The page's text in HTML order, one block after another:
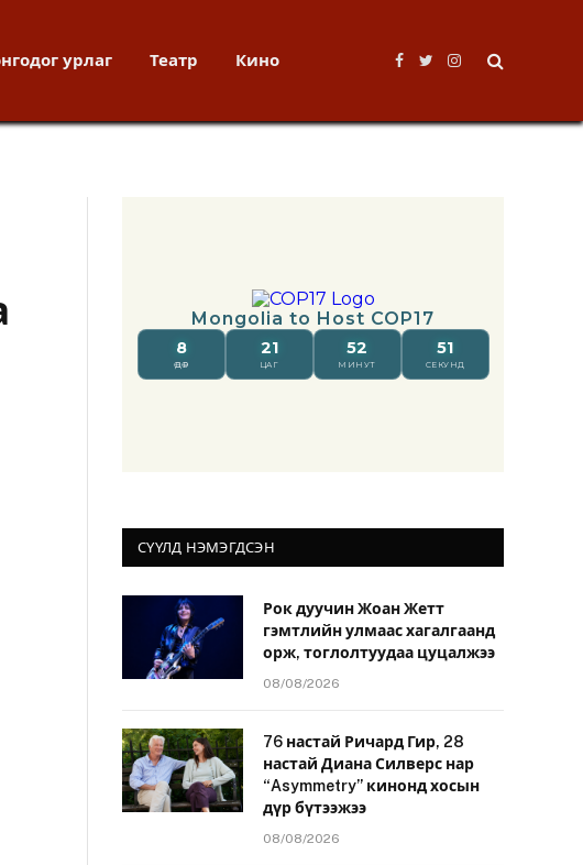
урлаг Театр Кино
Facebook
TwitterInstagram
СҮҮЛД НЭМЭГДСЭН
Рок дуучин Жоан Жетт
гэмтлийн улмаас хагалгаанд
орж, тоглолтуудаа цуцалжээ
08/08/2026
76 настай Ричард Гир, 28
настай Диана Силверс нар
“Asymmetry” кинонд хосын
дүр бүтээжээ
08/08/2026